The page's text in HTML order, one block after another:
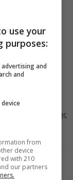
έως 12
θεσμός της
Κοινωνία,...
use your
purposes:
and
and
from
device
with 210
our partners